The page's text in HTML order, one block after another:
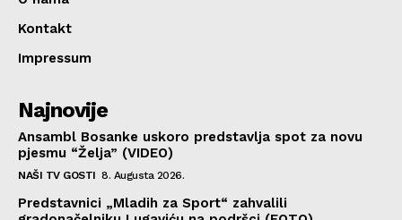
Kontakt
Impressum
Najnovije
Ansambl Bosanke uskoro predstavlja spot za novu
pjesmu “Želja” (VIDEO)
NAŠI TV GOSTI 8. Augusta 2026.
Predstavnici „Mladih za Sport“ zahvalili